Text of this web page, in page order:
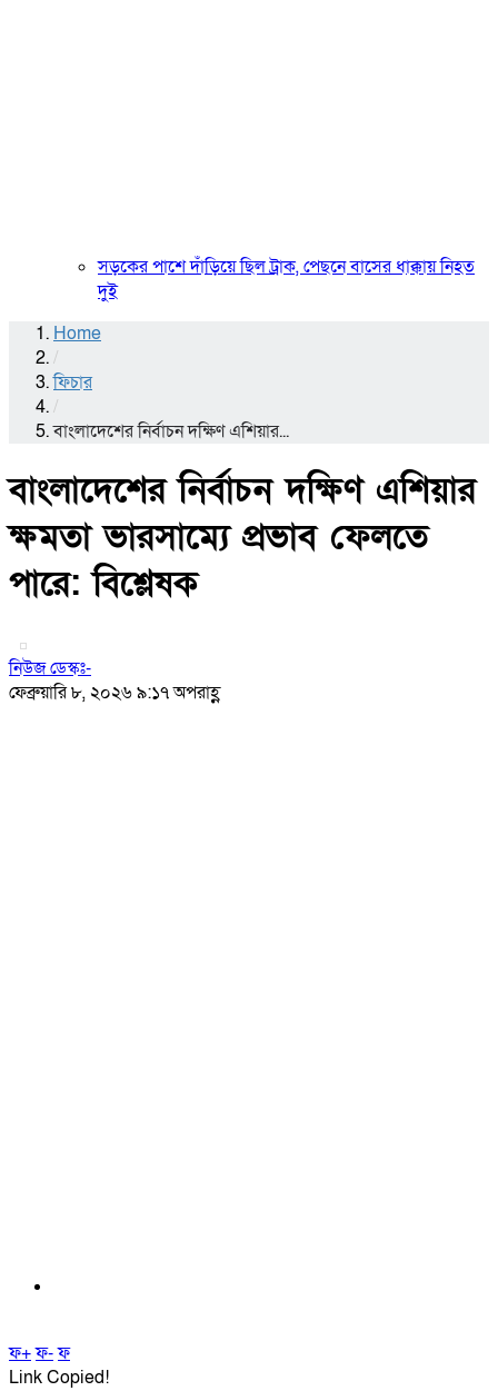
সড়কের পাশে দাঁড়িয়ে ছিল ট্রাক, পেছনে বাসের ধাক্কায় নিহত
দুই
Home
/
ফিচার
/
বাংলাদেশের নির্বাচন দক্ষিণ এশিয়ার...
বাংলাদেশের নির্বাচন দক্ষিণ এশিয়ার
ক্ষমতা ভারসাম্যে প্রভাব ফেলতে
পারে: বিশ্লেষক
নিউজ ডেস্কঃ-
ফেব্রুয়ারি ৮, ২০২৬ ৯:১৭ অপরাহ্ণ
ফ+ফ-ফ
Link Copied!